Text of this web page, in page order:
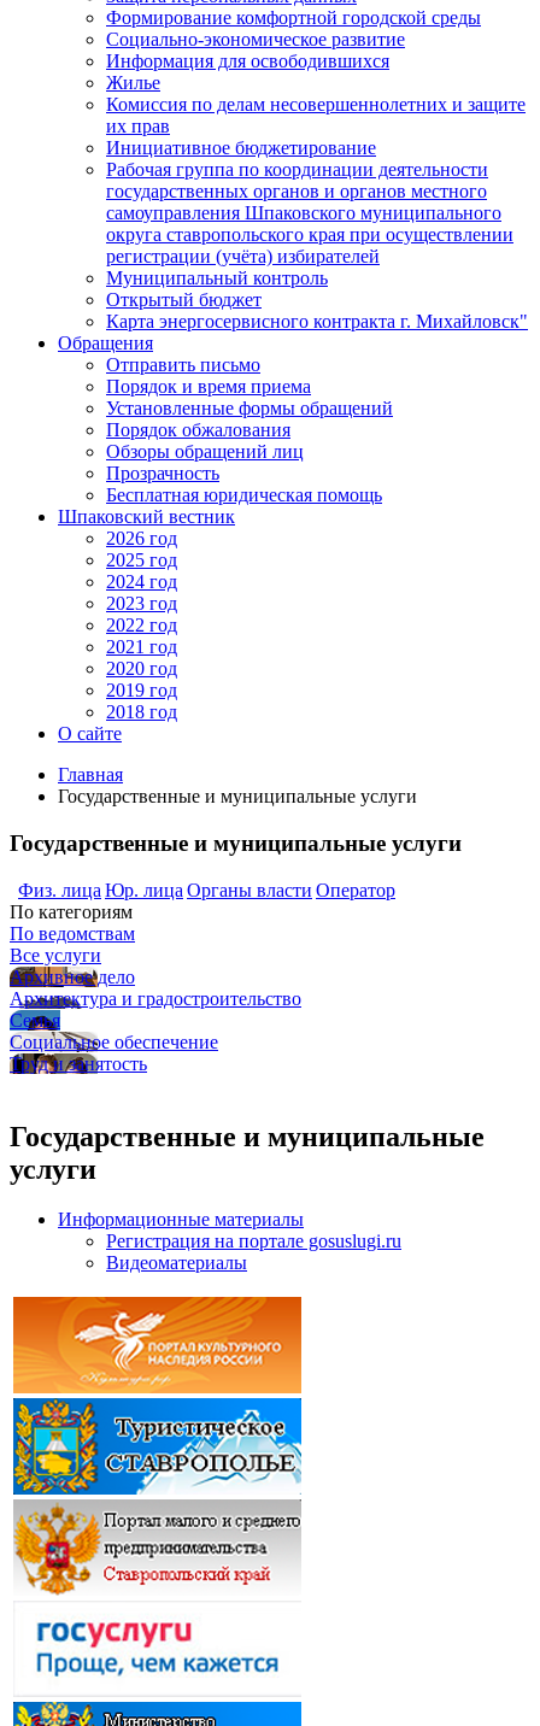
Формирование комфортной городской среды
Социально-экономическое развитие
Информация для освободившихся
Жилье
Комиссия по делам несовершеннолетних и защите
их прав
Инициативное бюджетирование
Рабочая группа по координации деятельности
государственных органов и органов местного
самоуправления Шпаковского муниципального
округа ставропольского края при осуществлении
регистрации (учёта) избирателей
Муниципальный контроль
Открытый бюджет
Карта энергосервисного контракта г. Михайловск"
Обращения
Отправить письмо
Порядок и время приема
Установленные формы обращений
Порядок обжалования
Обзоры обращений лиц
Прозрачность
Бесплатная юридическая помощь
Шпаковский вестник
2026 год
2025 год
2024 год
2023 год
2022 год
2021 год
2020 год
2019 год
2018 год
О сайте
Главная
Государственные и муниципальные услуги
Государственные и муниципальные услуги
Физ. лица Юр. лица Органы власти Оператор
По категориям
По ведомствам
Все услуги
Архивное дело
Архитектура и градостроительство
Семья
Социальное обеспечение
Труд и занятость
Государственные и муниципальные
услуги
Информационные материалы
Регистрация на портале gosuslugi.ru
Видеоматериалы